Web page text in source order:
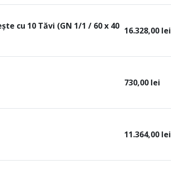
cu 10 Tăvi (GN 1/1 / 60 x 40 16.328,00 lei
730,00 lei
11.364,00 lei